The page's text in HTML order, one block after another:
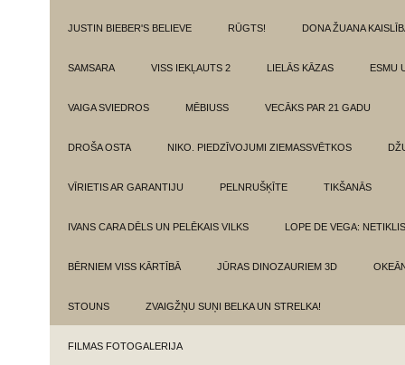
JUSTIN BIEBER'S BELIEVE RŪGTS! DONA ŽUANA
SAMSARA VISS IEKĻAUTS 2 LIELĀS KĀZAS ESMU
VAIGA SVIEDROS MĒBIUSS VECĀKS PAR 21 GADU
DROŠA OSTA NIKO. PIEDZĪVOJUMI ZIEMASSVĒTKOS
VĪRIETIS AR GARANTIJU PELNRUŠĶĪTE TIKŠANĀS
IVANS CARA DĒLS UN PELĒKAIS VILKS LOPE DE VEGA:
BĒRNIEM VISS KĀRTĪBĀ JŪRAS DINOZAURIEM 3D
STOUNS ZVAIGŽŅU SUŅI BELKA UN STRELKA!
FILMAS FOTOGALERIJA